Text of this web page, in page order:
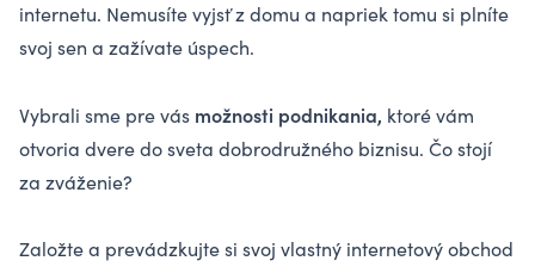
internetu. Nemusíte vyjsť z domu a napriek tomu si plníte
svoj sen a zažívate úspech.
Vybrali sme pre vás možnosti podnikania, ktoré vám
otvoria dvere do sveta dobrodružného biznisu. Čo stojí
za zváženie?
Založte a prevádzkujte si svoj vlastný internetový obchod